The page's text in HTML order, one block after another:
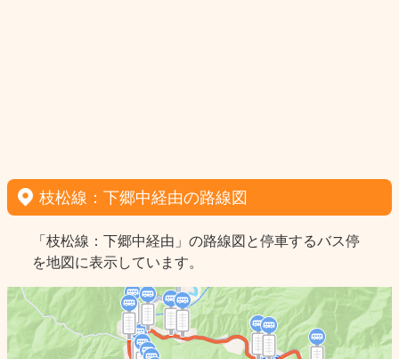
枝松線：下郷中経由の路線図
「枝松線：下郷中経由」の路線図と停車するバス停
を地図に表示しています。